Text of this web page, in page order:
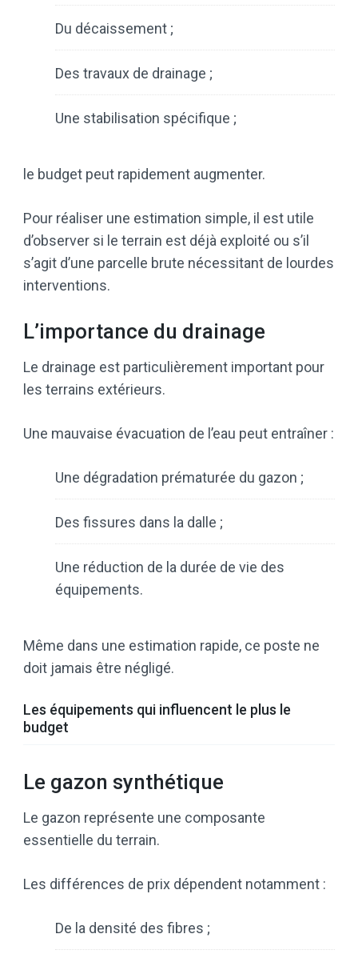
Du décaissement ;
Des travaux de drainage ;
Une stabilisation spécifique ;
le budget peut rapidement augmenter.
Pour réaliser une estimation simple, il est utile
d’observer si le terrain est déjà exploité ou s’il
s’agit d’une parcelle brute nécessitant de lourdes
interventions.
L’importance du drainage
Le drainage est particulièrement important pour
les terrains extérieurs.
Une mauvaise évacuation de l’eau peut entraîner :
Une dégradation prématurée du gazon ;
Des fissures dans la dalle ;
Une réduction de la durée de vie des
équipements.
Même dans une estimation rapide, ce poste ne
doit jamais être négligé.
Les équipements qui influencent le plus le
budget
Le gazon synthétique
Le gazon représente une composante
essentielle du terrain.
Les différences de prix dépendent notamment :
De la densité des fibres ;